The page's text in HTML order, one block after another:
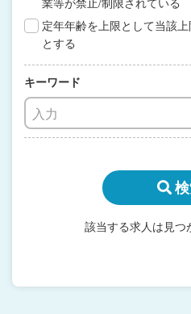
定年年齢を上限として当該
とする
キーワード
該当する求人は見つ